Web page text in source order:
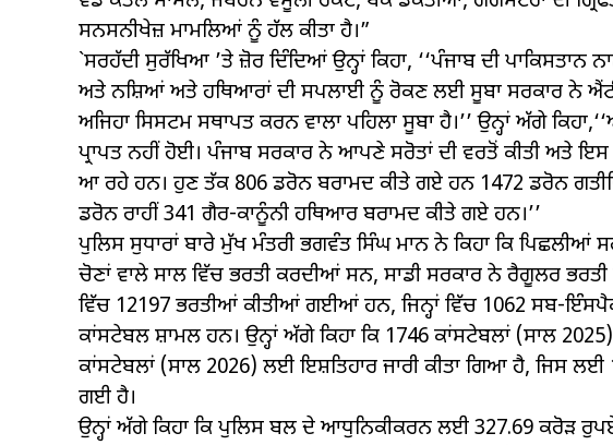
ਸਨਸਨੀਖੇਜ਼ ਮਾਮਲਿਆਂ ਨੂੰ ਹੱਲ ਕੀਤਾ ਹੈ।”
`ਸਰਹੱਦੀ ਸੁਰੱਖਿਆ ’ਤੇ ਜ਼ੋਰ ਦਿੰਦਿਆਂ ਉਨ੍ਹਾਂ ਕਿਹਾ, ‘‘ਪੰਜਾਬ ਦੀ
ਅਤੇ ਨਸ਼ਿਆਂ ਅਤੇ ਹਥਿਆਰਾਂ ਦੀ ਸਪਲਾਈ ਨੂੰ ਰੋਕਣ ਲਈ ਸੂਬਾ ਸਰਕਾਰ ਨੇ
ਅਜਿਹਾ ਸਿਸਟਮ ਸਥਾਪਤ ਕਰਨ ਵਾਲਾ ਪਹਿਲਾ ਸੂਬਾ ਹੈ।’’ ਉਨ੍ਹਾਂ ਅੱਗੇ
ਪ੍ਰਾਪਤ ਨਹੀਂ ਹੋਈ। ਪੰਜਾਬ ਸਰਕਾਰ ਨੇ ਆਪਣੇ ਸਰੋਤਾਂ ਦੀ ਵਰਤੋਂ ਕੀਤੀ ਅਤੇ
ਆ ਰਹੇ ਹਨ। ਹੁਣ ਤੱਕ 806 ਡਰੋਨ ਬਰਾਮਦ ਕੀਤੇ ਗਏ ਹਨ 1472 ਡਰੋਨ
ਡਰੋਨ ਰਾਹੀਂ 341 ਗੈਰ-ਕਾਨੂੰਨੀ ਹਥਿਆਰ ਬਰਾਮਦ ਕੀਤੇ ਗਏ ਹਨ।’’
ਪੁਲਿਸ ਸੁਧਾਰਾਂ ਬਾਰੇ ਮੁੱਖ ਮੰਤਰੀ ਭਗਵੰਤ ਸਿੰਘ ਮਾਨ ਨੇ ਕਿਹਾ ਕਿ ਪਿਛਲੀਆਂ
ਚੋਣਾਂ ਵਾਲੇ ਸਾਲ ਵਿੱਚ ਭਰਤੀ ਕਰਦੀਆਂ ਸਨ, ਸਾਡੀ ਸਰਕਾਰ ਨੇ ਰੈਗੂਲਰ
ਵਿੱਚ 12197 ਭਰਤੀਆਂ ਕੀਤੀਆਂ ਗਈਆਂ ਹਨ, ਜਿਨ੍ਹਾਂ ਵਿੱਚ 1062 ਸਬ-
ਕਾਂਸਟੇਬਲ ਸ਼ਾਮਲ ਹਨ। ਉਨ੍ਹਾਂ ਅੱਗੇ ਕਿਹਾ ਕਿ 1746 ਕਾਂਸਟੇਬਲਾਂ (ਸਾਲ
ਕਾਂਸਟੇਬਲਾਂ (ਸਾਲ 2026) ਲਈ ਇਸ਼ਤਿਹਾਰ ਜਾਰੀ ਕੀਤਾ ਗਿਆ ਹੈ, ਜਿਸ
ਗਈ ਹੈ।
ਉਨ੍ਹਾਂ ਅੱਗੇ ਕਿਹਾ ਕਿ ਪੁਲਿਸ ਬਲ ਦੇ ਆਧੁਨਿਕੀਕਰਨ ਲਈ 327.69 ਕਰੋੜ